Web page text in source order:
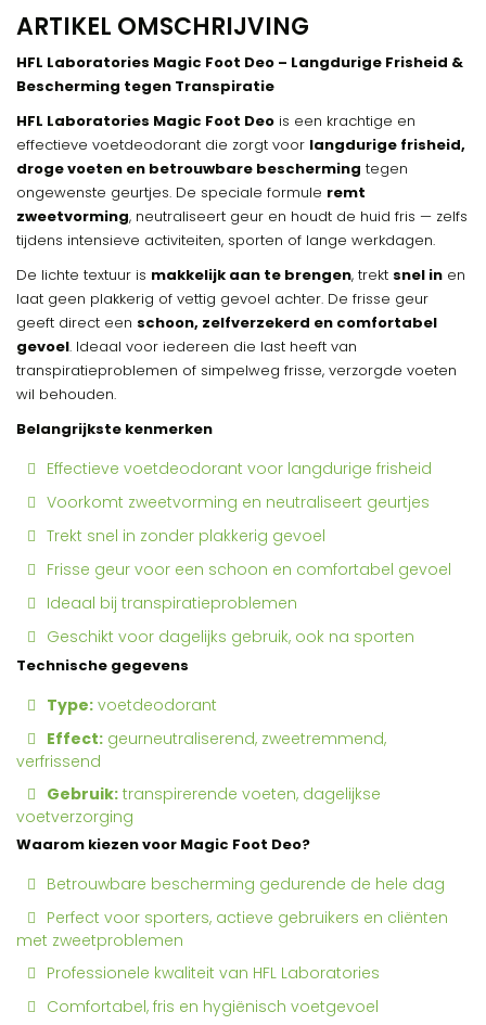
ARTIKEL OMSCHRIJVING
HFL Laboratories Magic Foot Deo – Langdurige Frisheid &
Bescherming tegen Transpiratie
HFL Laboratories Magic Foot Deo is een krachtige en
effectieve voetdeodorant die zorgt voor langdurige frisheid,
droge voeten en betrouwbare bescherming tegen
ongewenste geurtjes. De speciale formule remt
zweetvorming, neutraliseert geur en houdt de huid fris — zelfs
tijdens intensieve activiteiten, sporten of lange werkdagen.
De lichte textuur is makkelijk aan te brengen, trekt snel in en
laat geen plakkerig of vettig gevoel achter. De frisse geur
geeft direct een schoon, zelfverzekerd en comfortabel
gevoel. Ideaal voor iedereen die last heeft van
transpiratieproblemen of simpelweg frisse, verzorgde voeten
wil behouden.
Belangrijkste kenmerken
Effectieve voetdeodorant voor langdurige frisheid
Voorkomt zweetvorming en neutraliseert geurtjes
Trekt snel in zonder plakkerig gevoel
Frisse geur voor een schoon en comfortabel gevoel
Ideaal bij transpiratieproblemen
Geschikt voor dagelijks gebruik, ook na sporten
Technische gegevens
Type: voetdeodorant
Effect: geurneutraliserend, zweetremmend,
verfrissend
Gebruik: transpirerende voeten, dagelijkse
voetverzorging
Waarom kiezen voor Magic Foot Deo?
Betrouwbare bescherming gedurende de hele dag
Perfect voor sporters, actieve gebruikers en cliënten
met zweetproblemen
Professionele kwaliteit van HFL Laboratories
Comfortabel, fris en hygiënisch voetgevoel